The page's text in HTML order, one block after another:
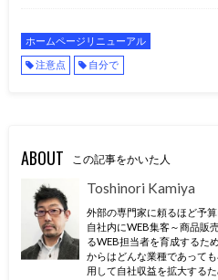
ホームページリニューアル
注意点 自分で
ABOUT この記事をかいた人
Toshinori Kamiya
外部の専門家に頼るほど予
自社内にWEB集客～商品販
るWEB担当者を育成するた
からはどんな業種であって
用して自社収益を拡大する